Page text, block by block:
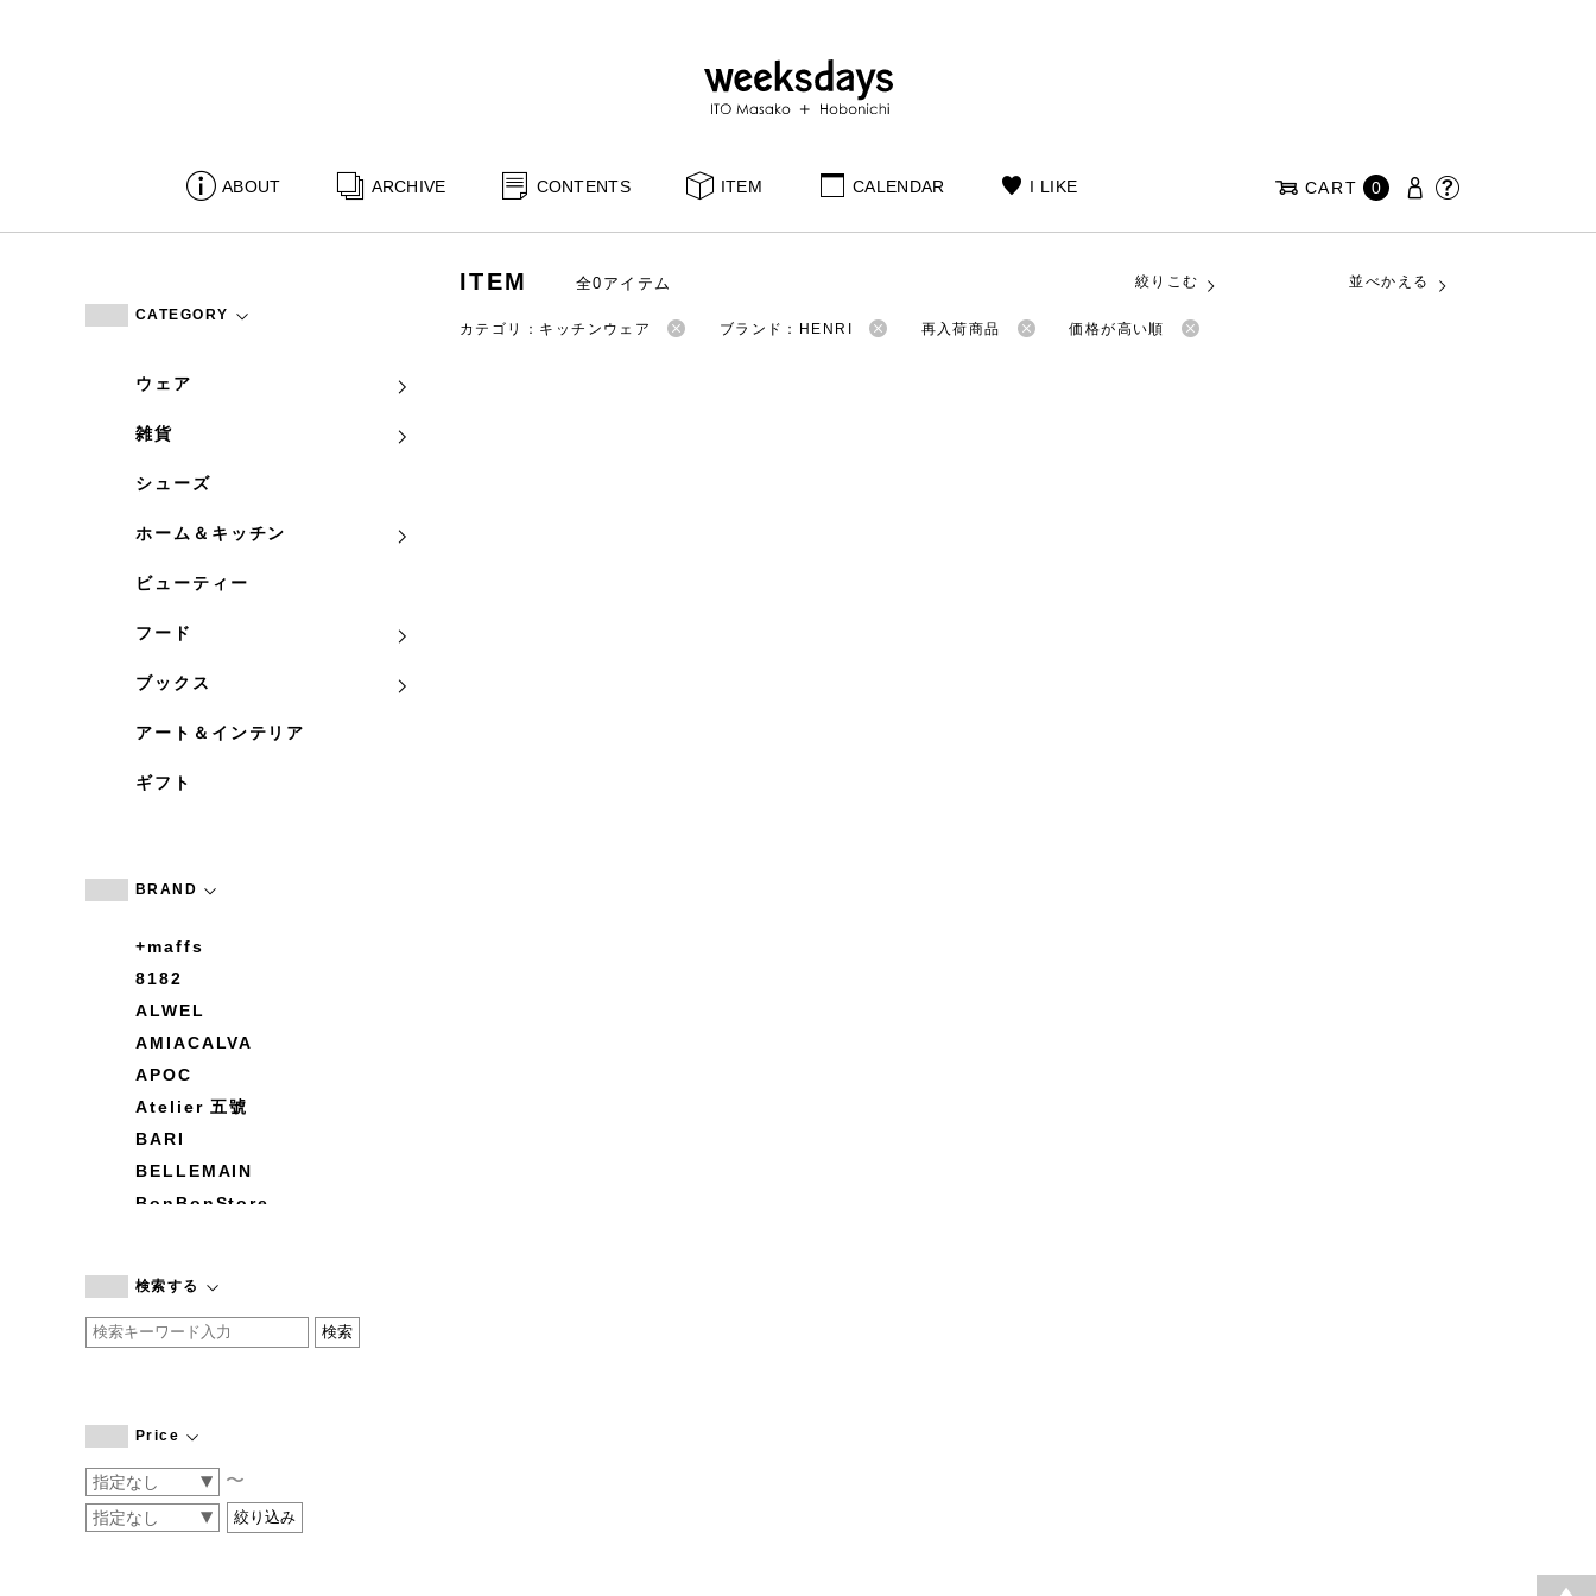
ABOUT ARCHIVE CONTENTS ITEM CALENDAR I LIKE CART 0
CATEGORY
ウェア
雑貨
シューズ
ホーム＆キッチン
ビューティー
フード
ブックス
アート＆インテリア
ギフト
BRAND
+maffs
8182
ALWEL
AMIACALVA
APOC
Atelier 五號
BARI
BELLEMAIN
BonBonStore
by basics
CATWORTH
COGTHEBIGSMOKE
CONVERSE
DEAN & DELUCA
検索する
Price
〜
ITEM 全0アイテム 絞りこむ 並べかえる
カテゴリ：キッチンウェア ブランド：HENRI 再入荷商品 価格が高い順